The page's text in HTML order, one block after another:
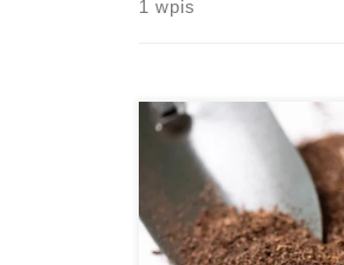
1 wpis
Komercyjna Uprawa
zoptymalizować
użyciu wełny skalnej?
wymaga precyzji,
fundamentów
podłoża. Wełna skalna